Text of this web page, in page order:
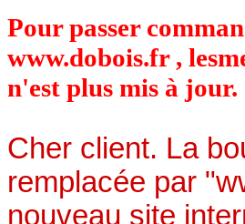
Pour passer
www.dobois.fr ,
n'est plus mis à jour.
Cher client. La
remplacée par
nouveau site